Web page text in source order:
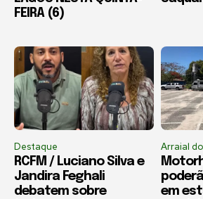
FEIRA (6)
Destaque
RCFM / Luciano Silva e
Jandira Feghali
debatem sobre
Arraial
em